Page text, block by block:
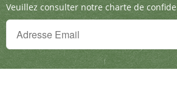
Veuillez consulter notre charte de
Tu ne peux plus rien manquer !
Inscris-toi à la newsletter & reçois des